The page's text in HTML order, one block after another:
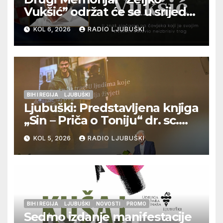
Vukšić” održat će se u srijedu
12. kolovoza u Otoku
KOL 6, 2026 RADIO LJUBUŠKI
BIH I REGIJA LJUBUŠKI
Ljubuški: Predstavljena knjiga
„Sin – Priča o Toniju“ dr. sc.
Zdenka Hercega
KOL 5, 2026 RADIO LJUBUŠKI
BIH I REGIJA LJUBUŠKI NOVOSTI PROMO
Sedmo izdanje manifestacije